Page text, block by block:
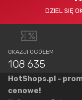
DZIEL SIĘ
OKAZJI OGÓŁEM
108 635
HotShops.pl -
cenowe!